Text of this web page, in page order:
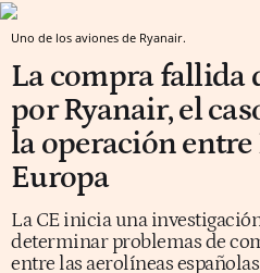
Uno de los aviones de Ryanair.
La compra fallida
por Ryanair, el
la operación
Europa
La CE inicia una
determinar problemas de
entre las aerolíneas